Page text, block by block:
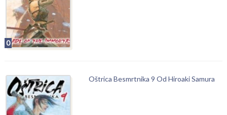
0
Oštrica Besmrtnika 9 Od Hiroaki Samura